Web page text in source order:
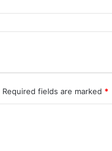
Required fields are marked *